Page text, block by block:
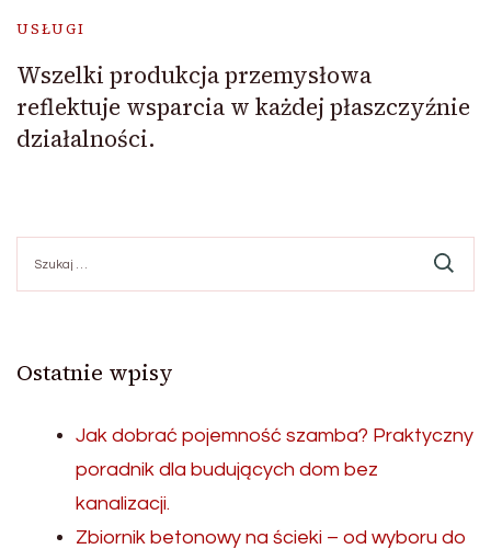
USŁUGI
Wszelki produkcja przemysłowa
reflektuje wsparcia w każdej płaszczyźnie
działalności.
Ostatnie wpisy
Jak dobrać pojemność szamba? Praktyczny
poradnik dla budujących dom bez
kanalizacji.
Zbiornik betonowy na ścieki – od wyboru do